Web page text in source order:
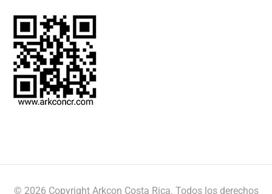
© 2026 Copyright Arkcon Costa Rica. Todos los derechos